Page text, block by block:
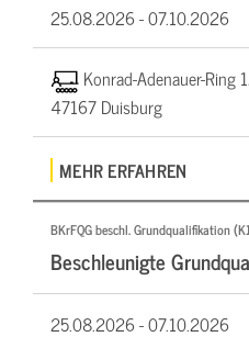
25.08.2026 -07.10.2026
Konrad-Adenauer-Ring
47167 Duisburg
MEHR ERFAHREN
BKrFQG beschl. Grundqualifikation
Beschleunigte
25.08.2026 -07.10.2026